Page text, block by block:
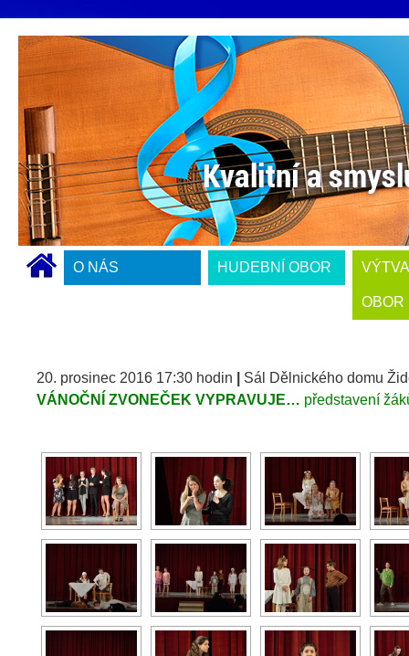
O NÁS HUDEBNÍ OBOR
OBOR
20. prosinec 2016 17:30 hodin
Sál Dělnického domu
VÁNOČNÍ ZVONEČEK VYPRAVUJE… představení